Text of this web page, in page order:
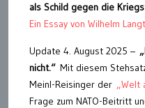
als Schild gegen die
Ein Essay von Wilhelm
Update 4. August 2025 –
nicht.“ Mit diesem
Meinl-Reisinger der „Welt
Frage zum NATO-Beitritt